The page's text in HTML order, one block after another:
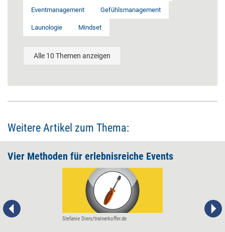
Eventmanagement Gefühlsmanagement
Launologie Mindset
Alle 10 Themen anzeigen
Weitere Artikel zum Thema:
Vier Methoden für erlebnisreiche Events
Stefanie Diers/trainerkoffer.de